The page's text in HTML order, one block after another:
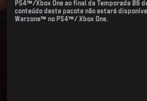
PS4™/Xbox One ao final da Temporada 06
conteúdo deste pacote não estará
Warzone™ no PS4™/ Xbox One.